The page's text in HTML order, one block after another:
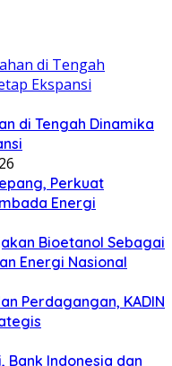
di Tengah Dinamika
Perkuat
Energi
Bioetanol Sebagai
Energi Nasional
Perdagangan, KADIN
Bank Indonesia dan